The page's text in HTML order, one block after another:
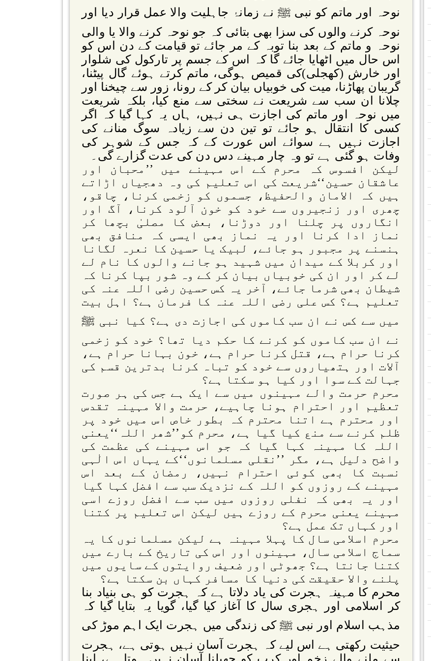
نوحہ اور ماتم کو نبی ﷺ نے زمانۂ جاہلیت والا عمل قرار دیا اور
نوحہ کرنے والوں کی سزا بھی بتائی کہ جو نوحہ کرنے والا یا والی
نوحہ و ماتم کے بعد بنا توبہ کے مر جائے تو قیامت کے دن اس کو
اس حال میں اٹھایا جائے گا کہ اس کے جسم پر تارکول کی شلوار
اور خارش (کھجلی)کی قمیص ہوگی، ماتم کرتے ہوئے گال پیٹنا،
گریبان پھاڑنا، میت کی خوبیاں بیان کر کے رونا، زور سے چیخنا اور
چلانا ان سب سے شریعت نے سختی سے منع کیا، بلکہ شریعت
میں نوحہ اور ماتم کی اجازت ہی نہیں، ہاں یہ کہا گیا کہ اگر
کسی کا انتقال ہو جائے تو تین دن سے زیادہ سوگ منانے کی
اجازت نہیں ہے سوائے اس عورت کے کہ جس کے شوہر کی
وفات ہو گئی ہے تو وہ چار مہینے دس دن کی عدت گزارے گی۔
لیکن افسوس کہ محرم کے اس مہینے میں ’’محبان اور
عاشقان حسین‘‘شریعت کی اس تعلیم کی وہ دھجیاں اڑاتے
ہیں کہ الامان والحفیظ، جسموں کو زخمی کرنا، چاقو،
چھری اور زنجیروں سے خود کو خون آلود کرنا، آگ اور
انگاروں پر چلنا اور دوڑنا، بعض کا مصلیٰ بچھا کر
نماز ادا کرنا اور یہ نماز بھی ایسی کہ منافق بھی
ہنسنے پر مجبور ہو جائے، لبیک یا حسین کا نعرہ لگانا
اور کربلا کے میدان میں شہید ہو جانے والوں کا نام لے
لے کر اور ان کی خوبیاں بیان کر کے وہ شور بپا کرنا کہ
شیطان بھی شرما جائے، آخر یہ کس حسین رضی اللہ عنہ کی
تعلیم ہے؟ کس علی رضی اللہ عنہ کا فرمان ہے؟ اہل بیت
میں سے کس نے ان سب کاموں کی اجازت دی ہے؟ کیا نبی ﷺ
نے ان سب کاموں کو کرنے کا حکم دیا تھا؟ خود کو زخمی
کرنا حرام ہے، قتل کرنا حرام ہے، خون بہانا حرام ہے،
آلات اور ہتھیاروں سے خود کو تباہ کرنا بدترین قسم کی
جہالت کے سوا اور کیا ہو سکتا ہے؟
محرم حرمت والے مہینوں میں سے ایک ہے جس کی ہر صورت
تعظیم اور احترام ہونا چاہیے، حرمت والا مہینہ تقدس
اور محترم ہے اتنا محترم کہ بطور خاص اس میں خود پر
ظلم کرنے سے منع کیا گیا ہے، محرم کو’’شھر اللہ‘‘یعنی
اللہ کا مہینہ کہا گیا کہ جو اس مہینے کی عظمت کی
واضح دلیل ہے، مگر ’’نقلی مسلمانوں‘‘کے یہاں اس الٰہی
نسبت کا بھی کوئی احترام نہیں، رمضان کے بعد اس
مہینے کے روزوں کو اللہ کے نزدیک سب سے افضل کہا گیا
اور یہ بھی کہ نفلی روزوں میں سب سے افضل روزے اسی
مہینے یعنی محرم کے روزے ہیں لیکن اس تعلیم پر کتنا
اور کہاں تک عمل ہے؟
محرم اسلامی سال کا پہلا مہینہ ہے لیکن مسلمانوں کا یہ
سماج اسلامی سال، مہینوں اور اس کی تاریخ کے بارے میں
کتنا جانتا ہے؟ جھوٹی اور ضعیف روایتوں کے سایوں میں
پلنے والا حقیقت کی دنیا کا مسافر کہاں بن سکتا ہے؟
محرم کا مہینہ ہجرت کی یاد دلاتا ہے کہ ہجرت کو ہی بنیاد بنا
کر اسلامی اور ہجری سال کا آغاز کیا گیا، گویا یہ بتایا گیا کہ
مذہب اسلام اور نبی ﷺ کی زندگی میں ہجرت ایک اہم موڑ کی
حیثیت رکھتی ہے اس لیے کہ ہجرت آسان نہیں ہوتی ہے، ہجرت